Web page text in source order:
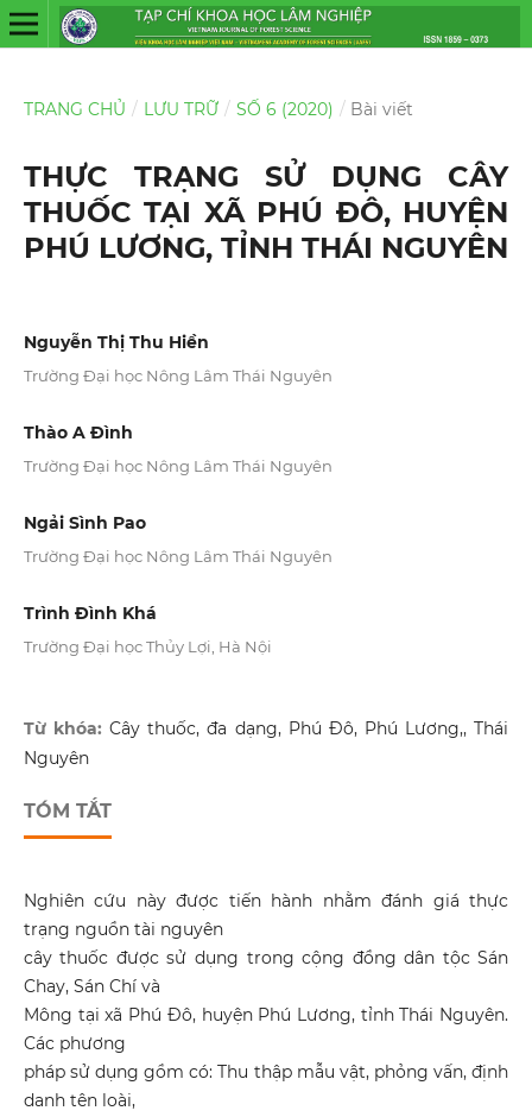
TRANG CHỦ / LƯU TRỮ / SỐ 6 (2020) / Bài viết
THỰC TRẠNG SỬ DỤNG CÂY
THUỐC TẠI XÃ PHÚ ĐÔ, HUYỆN
PHÚ LƯƠNG, TỈNH THÁI NGUYÊN
Nguyễn Thị Thu Hiền
Trường Đại học Nông Lâm Thái Nguyên
Thào A Đình
Trường Đại học Nông Lâm Thái Nguyên
Ngải Sình Pao
Trường Đại học Nông Lâm Thái Nguyên
Trình Đình Khá
Trường Đại học Thủy Lợi, Hà Nội
Từ khóa:Cây thuốc, đa dạng, Phú Đô, Phú Lương,, Thái
Nguyên
TÓM TẮT
Nghiên cứu này được tiến hành nhằm đánh giá thực
trạng nguồn tài nguyên
cây thuốc được sử dụng trong cộng đồng dân tộc Sán
Chay, Sán Chí và
Mông tại xã Phú Đô, huyện Phú Lương, tỉnh Thái Nguyên.
Các phương
pháp sử dụng gồm có: Thu thập mẫu vật, phỏng vấn, định
danh tên loài,